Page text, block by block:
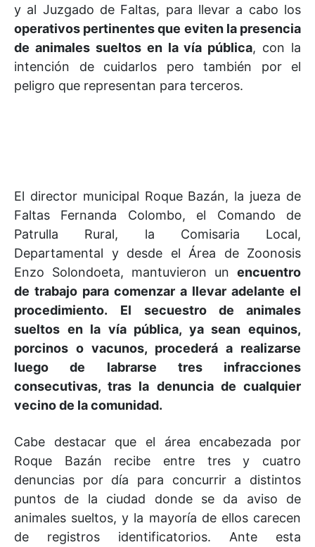
y al Juzgado de Faltas, para llevar a cabo los
operativos pertinentes que eviten la presencia
de animales sueltos en la vía pública, con la
intención de cuidarlos pero también por el
peligro que representan para terceros.
El director municipal Roque Bazán, la jueza de
Faltas Fernanda Colombo, el Comando de
Patrulla Rural, la Comisaria Local,
Departamental y desde el Área de Zoonosis
Enzo Solondoeta, mantuvieron un encuentro
de trabajo para comenzar a llevar adelante el
procedimiento.
El secuestro de animales
sueltos en la vía pública, ya sean equinos,
porcinos o vacunos, procederá a realizarse
luego de labrarse tres infracciones
consecutivas, tras la denuncia de cualquier
vecino de la comunidad.
Cabe destacar que el área encabezada por
Roque Bazán recibe entre tres y cuatro
denuncias por día para concurrir a distintos
puntos de la ciudad donde se da aviso de
animales sueltos, y la mayoría de ellos carecen
de registros identificatorios. Ante esta